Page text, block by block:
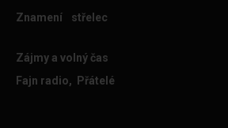
Znamení
střelec
Zájmy a volný čas
Fajn radio, Přátelé